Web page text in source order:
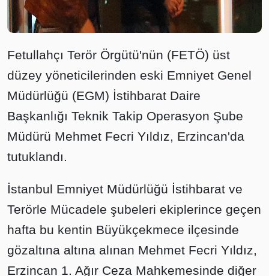
Fetullahçı Terör Örgütü'nün (FETÖ) üst
düzey yöneticilerinden eski Emniyet Genel
Müdürlüğü (EGM) İstihbarat Daire
Başkanlığı Teknik Takip Operasyon Şube
Müdürü Mehmet Fecri Yıldız, Erzincan'da
tutuklandı.
İstanbul Emniyet Müdürlüğü İstihbarat ve
Terörle Mücadele şubeleri ekiplerince geçen
hafta bu kentin Büyükçekmece ilçesinde
gözaltına altına alınan Mehmet Fecri Yıldız,
Erzincan 1. Ağır Ceza Mahkemesinde diğer